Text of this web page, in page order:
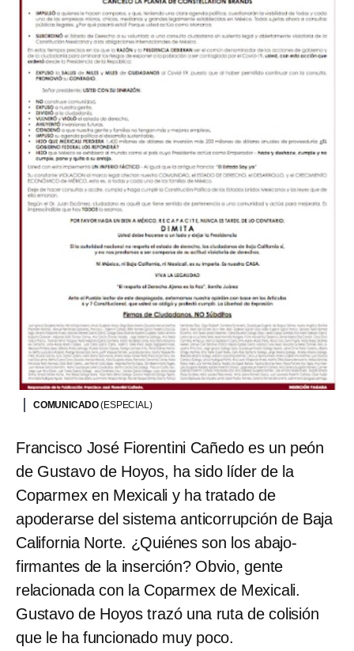
COMUNICADO(ESPECIAL)
Francisco José Fiorentini Cañedo es un peón
de Gustavo de Hoyos, ha sido líder de la
Coparmex en Mexicali y ha tratado de
apoderarse del sistema anticorrupción de Baja
California Norte. ¿Quiénes son los abajo-
firmantes de la inserción? Obvio, gente
relacionada con la Coparmex de Mexicali.
Gustavo de Hoyos trazó una ruta de colisión
que le ha funcionado muy poco.